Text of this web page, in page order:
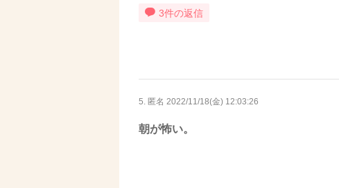
3件の返信
5. 匿名 2022/11/18(金) 12:03:26
朝が怖い。